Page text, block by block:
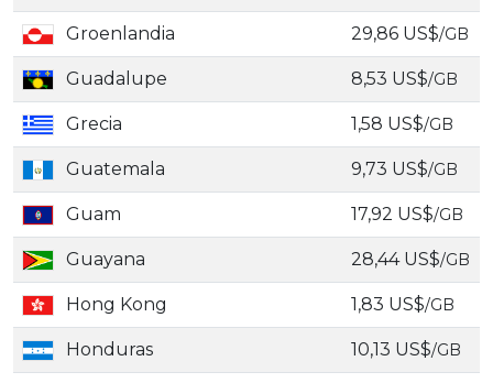
Groenlandia 29,86 US$/GB
Guadalupe 8,53 US$/GB
Grecia 1,58 US$/GB
Guatemala 9,73 US$/GB
Guam 17,92 US$/GB
Guayana 28,44 US$/GB
Hong Kong 1,83 US$/GB
Honduras 10,13 US$/GB